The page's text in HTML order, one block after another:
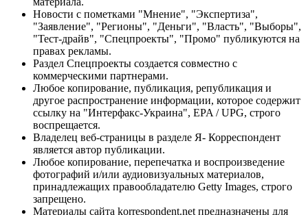
Новости с пометками "Мнение", "Экспертиза",
"Заявление", "Регионы", "Деньги", "Власть", "Выборы",
"Тест-драйв", "Спецпроекты", "Промо" публикуются на
правах рекламы.
Раздел Спецпроекты создается совместно с
коммерческими партнерами.
Любое копирование, публикация, републикация и
другое распространение информации, которое содержит
ссылку на "Интерфакс-Украина", EPA / UPG, строго
воспрещается.
Владелец веб-страницы в разделе Я- Корреспондент
является автор публикации.
Любое копирование, перепечатка и воспроизведение
фотографий и/или аудиовизуальных материалов,
принадлежащих правообладателю Getty Images, строго
запрещено.
Материалы сайта korrespondent.net предназначены для